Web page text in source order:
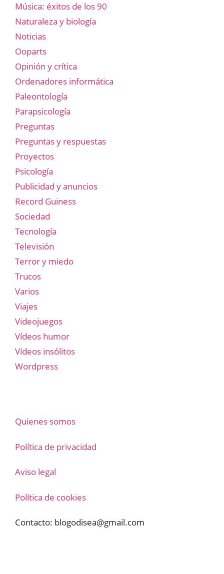
Música: éxitos de los 90
Naturaleza y biología
Noticias
Ooparts
Opinión y crítica
Ordenadores informática
Paleontología
Parapsicología
Preguntas
Preguntas y respuestas
Proyectos
Psicología
Publicidad y anuncios
Record Guiness
Sociedad
Tecnología
Televisión
Terror y miedo
Trucos
Varios
Viajes
Videojuegos
Vídeos humor
Vídeos insólitos
Wordpress
Quienes somos
Política de privacidad
Aviso legal
Política de cookies
Contacto: blogodisea@gmail.com